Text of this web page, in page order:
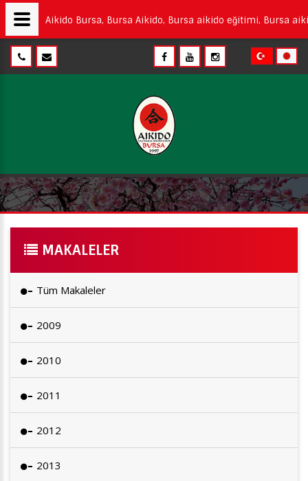
MAKALELER
Tüm Makaleler
2009
2010
2011
2012
2013
Aikido Bursa, Bursa Aikido, Bursa aikido eğitimi, Bursa